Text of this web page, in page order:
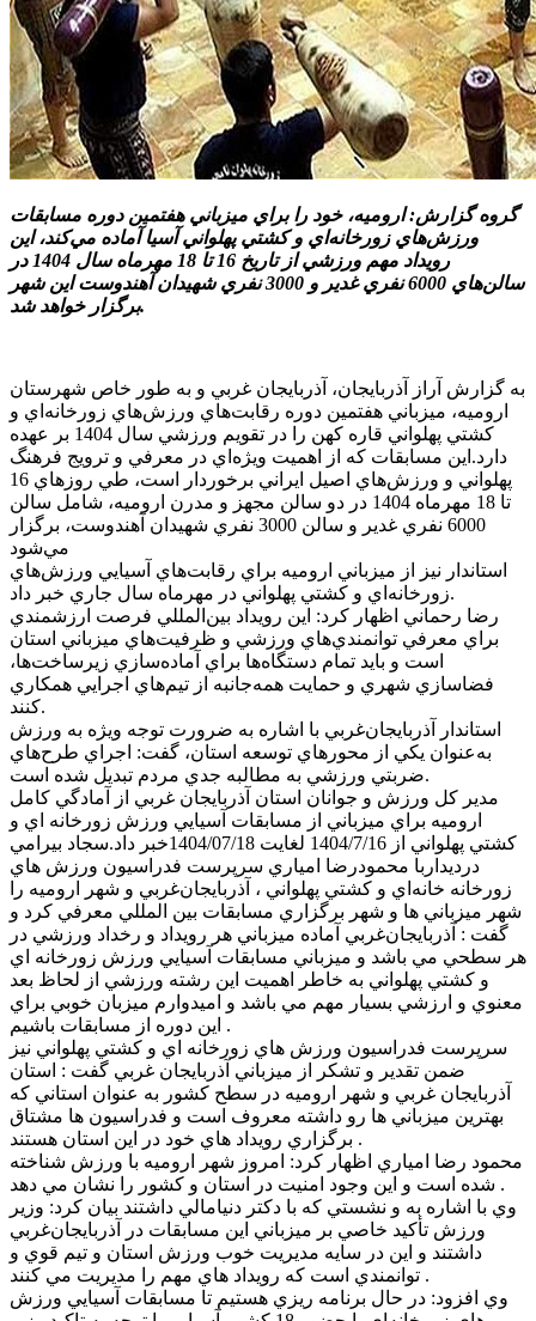
گروه گزارش: اروميه، خود را براي ميزباني هفتمين دوره مسابقات
ورزش‌هاي زورخانه‌اي و کشتي پهلواني آسيا آماده مي‌کند، اين
رويداد مهم ورزشي از تاريخ 16 تا 18 مهرماه سال 1404 در
سالن‌هاي 6000 نفري غدير و 3000 نفري شهيدان آهندوست اين شهر
برگزار خواهد شد.
به گزارش آراز آذربايجان، آذربايجان غربي و به طور خاص شهرستان
اروميه، ميزباني هفتمين دوره رقابت‌هاي ورزش‌هاي زورخانه‌اي و
کشتي پهلواني قاره کهن را در تقويم ورزشي سال 1404 بر عهده
دارد.اين مسابقات که از اهميت ويژه‌اي در معرفي و ترويج فرهنگ
پهلواني و ورزش‌هاي اصيل ايراني برخوردار است، طي روزهاي 16
تا 18 مهرماه 1404 در دو سالن مجهز و مدرن اروميه، شامل سالن
6000 نفري غدير و سالن 3000 نفري شهيدان آهندوست، برگزار
مي‌شود
استاندار نيز از ميزباني اروميه براي رقابت‌هاي آسيايي ورزش‌هاي
زورخانه‌اي و کشتي پهلواني در مهرماه سال جاري خبر داد.
رضا رحماني اظهار کرد: اين رويداد بين‌المللي فرصت ارزشمندي
براي معرفي توانمندي‌هاي ورزشي و ظرفيت‌هاي ميزباني استان
است و بايد تمام دستگاه‌ها براي آماده‌سازي زيرساخت‌ها،
فضاسازي شهري و حمايت همه‌جانبه از تيم‌هاي اجرايي همکاري
کنند.
استاندار آذربايجان‌غربي با اشاره به ضرورت توجه ويژه به ورزش
به‌عنوان يکي از محورهاي توسعه استان، گفت: اجراي طرح‌هاي
ضربتي ورزشي به مطالبه جدي مردم تبديل شده است.
مدير کل ورزش و جوانان استان آذربايجان غربي از آمادگي کامل
اروميه براي ميزباني از مسابقات آسيايي ورزش زورخانه اي و
کشتي پهلواني از 1404/7/16 لغايت 1404/07/18خبر داد.سجاد بيرامي
درديداربا محمودرضا امياري سرپرست فدراسيون ورزش هاي
زورخانه خانه‌اي و کشتي پهلواني ، آذربايجان‌غربي و شهر اروميه را
شهر ميزباني ها و شهر برگزاري مسابقات بين المللي معرفي کرد و
گفت : آذربايجان‌غربي آماده ميزباني هر رويداد و رخداد ورزشي در
هر سطحي مي باشد و ميزباني مسابقات آسيايي ورزش زورخانه اي
و کشتي پهلواني به خاطر اهميت اين رشته ورزشي از لحاظ بعد
معنوي و ارزشي بسيار مهم مي باشد و اميدوارم ميزبان خوبي براي
اين دوره از مسابقات باشيم .
سرپرست فدراسيون ورزش هاي زورخانه اي و کشتي پهلواني نيز
ضمن تقدير و تشکر از ميزباني آذربايجان غربي گفت : استان
آذربايجان غربي و شهر اروميه در سطح کشور به عنوان استاني که
بهترين ميزباني ها رو داشته معروف است و فدراسيون ها مشتاق
برگزاري رويداد هاي خود در اين استان هستند .
محمود رضا امياري اظهار کرد: امروز شهر اروميه با ورزش شناخته
شده است و اين وجود امنيت در استان و کشور را نشان مي دهد .
وي با اشاره به و نشستي که با دکتر دنيامالي داشتند بيان کرد: وزير
ورزش تأکيد خاصي بر ميزباني اين مسابقات در آذربايجان‌غربي
داشتند و اين در سايه مديريت خوب ورزش استان و تيم قوي و
توانمندي است که رويداد هاي مهم را مديريت مي کنند .
وي افزود: در حال برنامه ريزي هستيم تا مسابقات آسيايي ورزش